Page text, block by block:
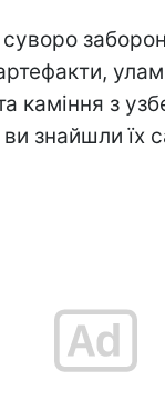
каміння з
знайшли їх